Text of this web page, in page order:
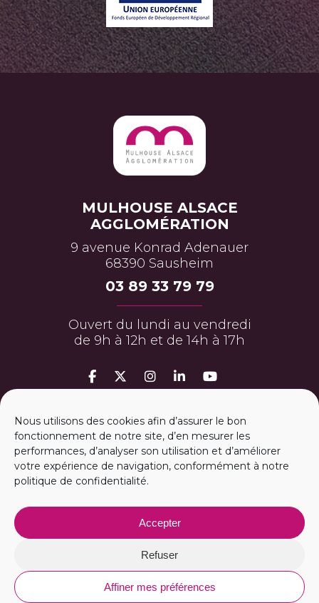
Nous utilisons des cookies afin d’assurer le bon
fonctionnement de notre site, d’en mesurer les
performances, d’analyser son utilisation et d’améliorer
votre expérience de navigation, conformément à notre
politique de confidentialité.
Accepter
Refuser
Affiner mes préférences
MULHOUSE ALSACE
AGGLOMÉRATION
9 avenue Konrad Adenauer
68390 Sausheim
03 89 33 79 79
Ouvert du lundi au vendredi
de 9h à 12h et de 14h à 17h
MON ESPACE PERSO
ESPACE PRESSE
m2A RECRUTE
Vous avez une question ?
CONTACTEZ NOUS